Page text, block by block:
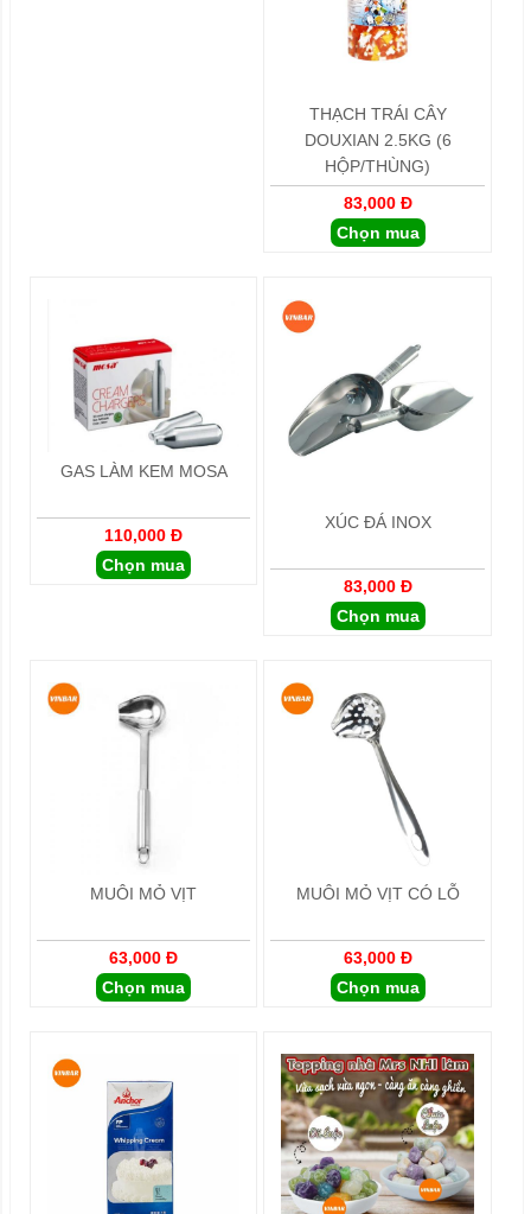
THẠCH TRÁI CÂY
DOUXIAN 2.5KG (6
HỘP/THÙNG)
83,000 Đ
Chọn mua
GAS LÀM KEM MOSA
110,000 Đ
Chọn mua
XÚC ĐÁ INOX
83,000 Đ
Chọn mua
MUÔI MỎ VỊT
63,000 Đ
Chọn mua
MUÔI MỎ VỊT CÓ LỖ
63,000 Đ
Chọn mua